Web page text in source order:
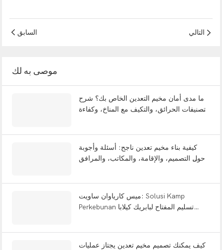
السابق التالي
موصى به لك
ما مدى أمان مخيم التعدين الخاص بك؟ شرح
تصنيفات الحرائق، والتكيف مع المناخ، وكفاءة
كيفية بناء مخيم تعدين ناجح: أسئلة وأجوبة
حول التصميم، والإقامة، والمكاتب، والمرافق
ميس كارياوان ساويت: Solusi Kamp
Perkebunan تسليم المفتاح لبابريك كيلابا
كيف يمكنك تصميم مخيم تعدين يجتاز عمليات